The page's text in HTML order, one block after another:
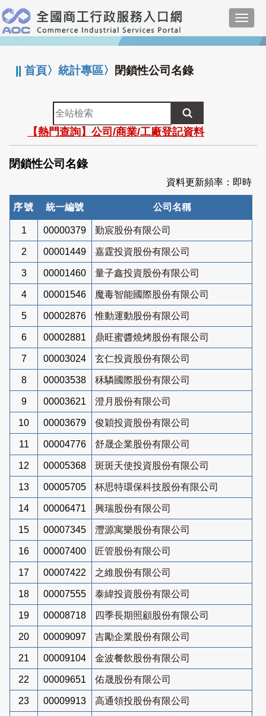
跳
到
主
要
:::
||首頁〉統計專區〉 閉鎖性公司名錄
全
站
檢
索
【熱門查詢】公司/商業/工廠登記資料
閉鎖性公司名錄
資料更新頻率：即時
序號 統一編號 公司名稱
1 00000379 勤宸股份有限公司
2 00001449 嘉霆投資股份有限公司
3 00001460 量子鑫投資股份有限公司
4 00001546 魔毒智能國際股份有限公司
5 00002876 惟動運動股份有限公司
6 00002881 鼎旺蜜醬燒烤股份有限公司
7 00003024 玄仁投資股份有限公司
8 00003538 秝驎國際股份有限公司
9 00003621 澄月股份有限公司
10 00003679 俊穎投資股份有限公司
11 00004776 舒晟企業股份有限公司
12 00005368 斑斑天使投資股份有限公司
13 00005705 杯思特環保科技股份有限公司
14 00006471 興瑞股份有限公司
15 00007345 灃源寓樂股份有限公司
16 00007400 匠管股份有限公司
17 00007422 之維股份有限公司
18 00007555 泰緯投資股份有限公司
19 00008718 四季長期照顧股份有限公司
20 00009097 吉勵企業股份有限公司
21 00009104 金波餐飲股份有限公司
22 00009651 佑晟股份有限公司
23 00009913 高通領投股份有限公司